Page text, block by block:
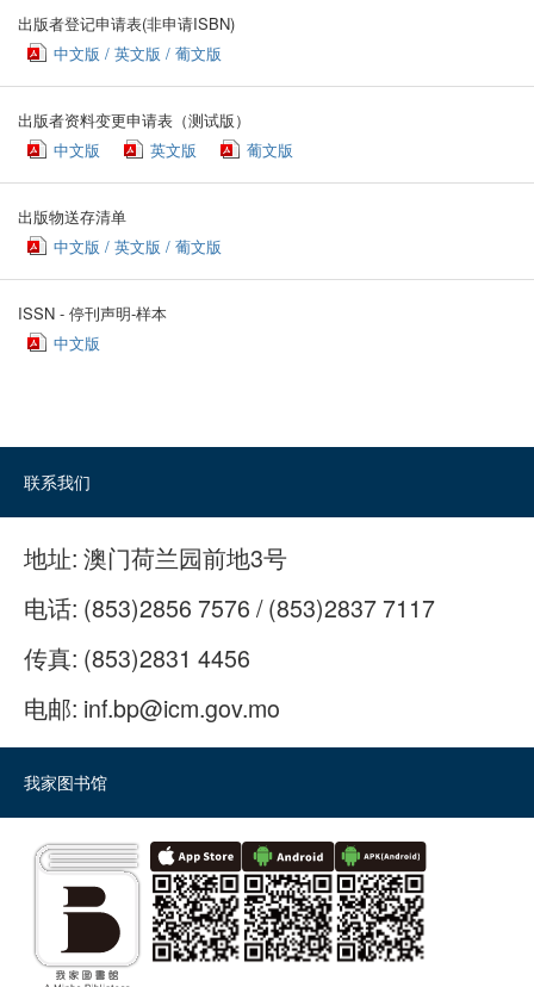
出版者登记申请表(非申请ISBN)
中文版 / 英文版 / 葡文版
出版者资料变更申请表（测试版）
中文版
英文版 葡文版
出版物送存清单
中文版 / 英文版 / 葡文版
ISSN - 停刊声明-样本
中文版
联系我们
地址: 澳门荷兰园前地3号
电话: (853)2856 7576 / (853)2837 7117
传真: (853)2831 4456
电邮: inf.bp@icm.gov.mo
我家图书馆